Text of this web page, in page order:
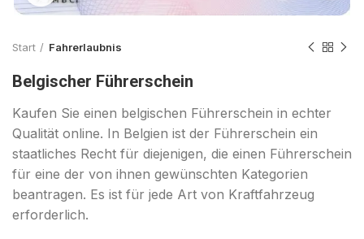
Start Fahrerlaubnis
Belgischer Führerschein
Kaufen Sie einen belgischen Führerschein in echter
Qualität online. In Belgien ist der Führerschein ein
staatliches Recht für diejenigen, die einen Führerschein
für eine der von ihnen gewünschten Kategorien
beantragen. Es ist für jede Art von Kraftfahrzeug
erforderlich.